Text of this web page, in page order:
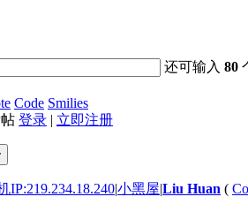
还可输入80
Code Smilies
登录 | 立即注册
IP:219.234.18.240|小黑屋|Liu Huan (